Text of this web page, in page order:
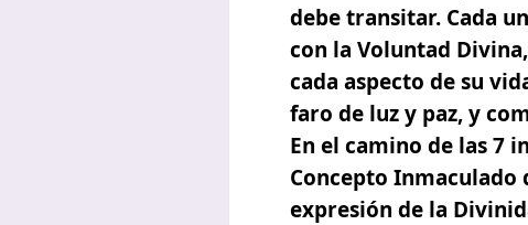
debe transitar. Cada
con la Voluntad
cada aspecto de su
faro de luz y paz, y
En el camino de las7
Concepto Inmaculado
expresión de la